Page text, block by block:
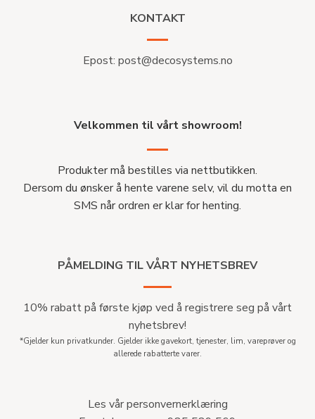
KONTAKT
Epost: post@decosystems.no
Velkommen til vårt showroom!
Produkter må bestilles via nettbutikken.
Dersom du ønsker å hente varene selv, vil du motta en
SMS når ordren er klar for henting.
PÅMELDING TIL VÅRT NYHETSBREV
10% rabatt på første kjøp ved å registrere seg på vårt
nyhetsbrev!
*Gjelder kun privatkunder. Gjelder ikke gavekort, tjenester, lim, vareprøver og
allerede rabatterte varer.
Les vår personvernerklæring